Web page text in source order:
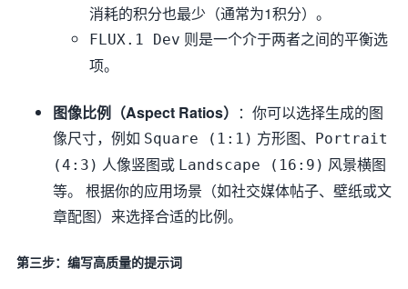
消耗的积分也最少（通常为1积分）。
FLUX.1 Dev 则是一个介于两者之间的平衡选
项。
图像比例（Aspect Ratios） ：你可以选择生成的图
像尺寸，例如 Square (1:1) 方形图、
Portrait
(4:3) 人像竖图或 Landscape (16:9) 风景横图
等。 根据你的应用场景（如社交媒体帖子、壁纸或文
章配图）来选择合适的比例。
第三步：编写高质量的提示词